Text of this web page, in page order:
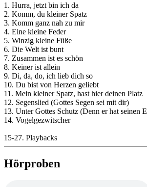
1. Hurra, jetzt bin ich da
2. Komm, du kleiner Spatz
3. Komm ganz nah zu mir
4. Eine kleine Feder
5. Winzig kleine Füße
6. Die Welt ist bunt
7. Zusammen ist es schön
8. Keiner ist allein
9. Di, da, do, ich lieb dich so
10. Du bist von Herzen geliebt
11. Mein kleiner Spatz, hast hier deinen Platz
12. Segenslied (Gottes Segen sei mit dir)
13. Unter Gottes Schutz (Denn er hat seinen
14. Vogelgezwitscher
15-27. Playbacks
Hörproben